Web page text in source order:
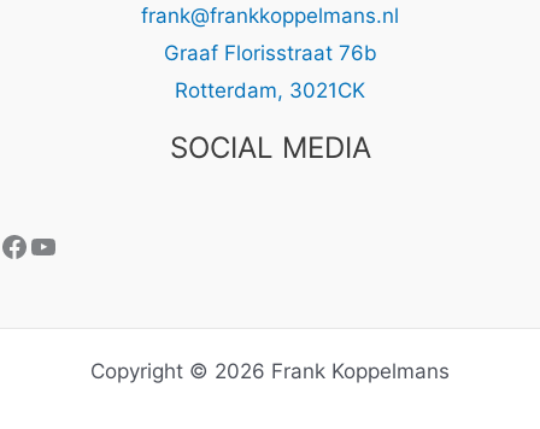
frank@frankkoppelmans.nl
Graaf Florisstraat 76b
Rotterdam, 3021CK
SOCIAL MEDIA
Facebook
YouTube
Copyright © 2026 Frank Koppelmans